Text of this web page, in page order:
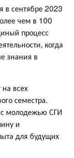
в сентябре 2023
чем в 100
процесс
когда
знания в
всех
семестра.
с молодежью СГИ
и
для будущих